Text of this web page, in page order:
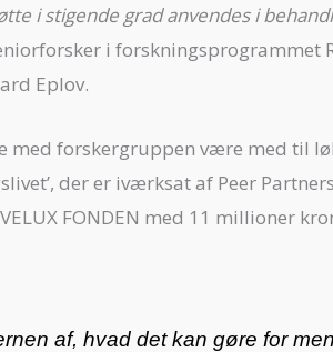
i stigende grad anvendes i
i forskningsprogrammet
Eplov.
med forskergruppen være med til
der er iværksat af Peer
FONDEN med 11 millioner
af, hvad det kan gøre for